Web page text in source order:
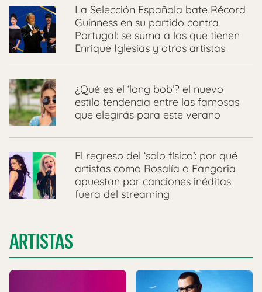
La Selección Española bate Récord
Guinness en su partido contra
Portugal: se suma a los que tienen
Enrique Iglesias y otros artistas
¿Qué es el ‘long bob’? el nuevo
estilo tendencia entre las famosas
que elegirás para este verano
El regreso del ‘solo físico’: por qué
artistas como Rosalía o Fangoria
apuestan por canciones inéditas
fuera del streaming
ARTISTAS